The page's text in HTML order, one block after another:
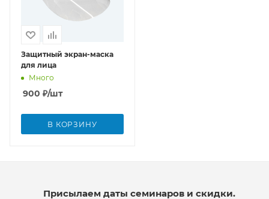
Защитный экран-маска
для лица
Много
900 ₽/шт
В КОРЗИНУ
Присылаем даты семинаров и скидки.